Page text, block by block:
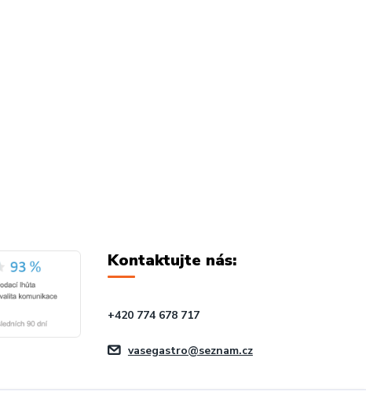
Kontaktujte nás:
+420 774 678 717
vasegastro@seznam.cz